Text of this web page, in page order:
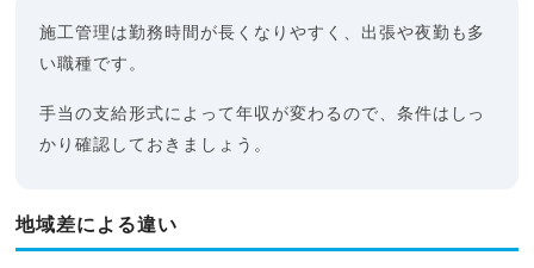
施工管理は勤務時間が長くなりやすく、出張や夜勤も多
い職種です。
手当の支給形式によって年収が変わるので、条件はしっ
かり確認しておきましょう。
地域差による違い